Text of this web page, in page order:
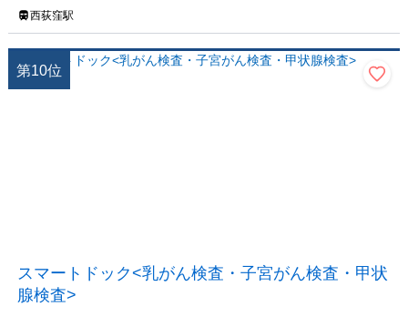
西荻窪駅
第10位
スマートドック<乳がん検査・子宮がん検査・甲状
腺検査>